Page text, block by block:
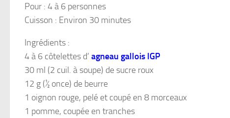
Pour : 4 à 6 personnes
Cuisson : Environ 30 minutes
Ingrédients :
4 à 6 côtelettes d’ agneau gallois IGP
30 ml (2 cuil. à soupe) de sucre roux
12 g (½ once) de beurre
1 oignon rouge, pelé et coupé en 8 morceaux
1 pomme, coupée en tranches